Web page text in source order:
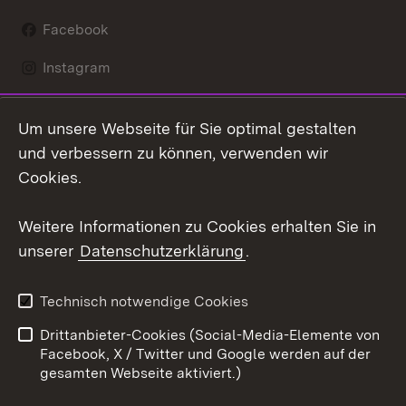
Facebook
Instagram
Mastodon
Youtube
Kontakt
Datenschutz
Barrierefreiheit
Impressum Cookies
Um unsere Webseite für Sie optimal gestalten
und verbessern zu können, verwenden wir
Cookies.
Weitere Informationen zu Cookies erhalten Sie in
unserer Datenschutzerklärung.
Technisch notwendige Cookies
Drittanbieter-Cookies (Social-Media-Elemente von
Facebook, X / Twitter und Google werden auf der
gesamten Webseite aktiviert.)